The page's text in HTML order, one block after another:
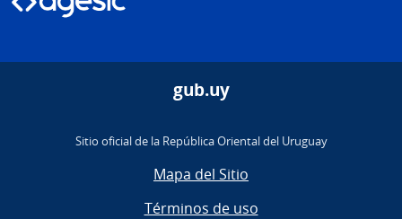
gub.uy
Sitio oficial de la República Oriental del Uruguay
Mapa del Sitio
Términos de uso